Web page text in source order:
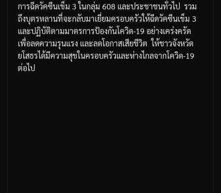
การฉีดวัคซีนเข็ม 3ในกลุ่ม 608 และประชาชนทั่วไป รวม
ถึงบุตรหลานที่จะกลับมาเยี่ยมครอบครัวให้ฉีดวัคซีนเข็ม 3
และปฏิบัติตามมาตรการป้องกันโควิด-19 อย่างเคร่งครัด
เพื่อลดความรุนแรง และลดโอกาสเสียชีวิต ให้ชาวจังหวัด
ยโสธรได้มีความสุขในครอบครัวและห่างไกลจากโควิด-19
ต่อไป